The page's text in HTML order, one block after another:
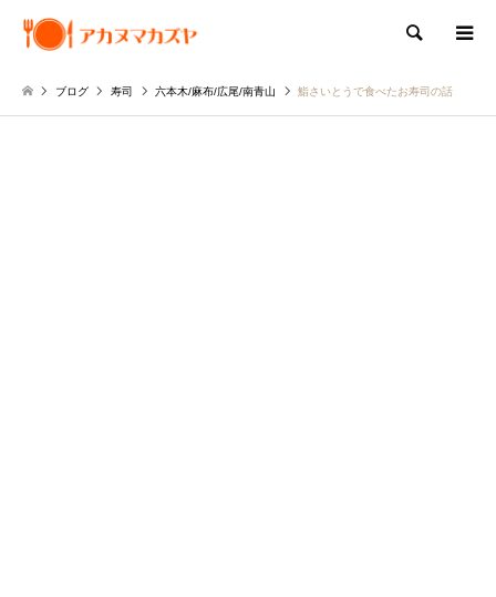
検索
ブログ 寿司 六本木/麻布/広尾/南青山 鮨さいとうで食べたお寿司の話